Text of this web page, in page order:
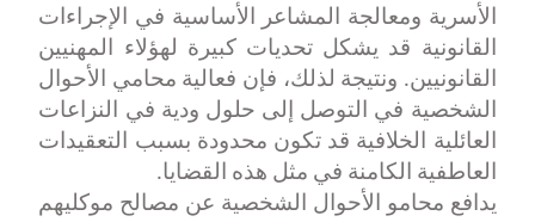
الأسرية ومعالجة المشاعر الأساسية في الإجراءات
القانونية قد يشكل تحديات كبيرة لهؤلاء المهنيين
القانونيين. ونتيجة لذلك، فإن فعالية محامي الأحوال
الشخصية في التوصل إلى حلول ودية في النزاعات
العائلية الخلافية قد تكون محدودة بسبب التعقيدات
العاطفية الكامنة في مثل هذه القضايا.
يدافع محامو الأحوال الشخصية عن مصالح موكليهم